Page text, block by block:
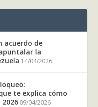
acuerdo de
la
14/04/2026
te explica cómo
09/04/2026